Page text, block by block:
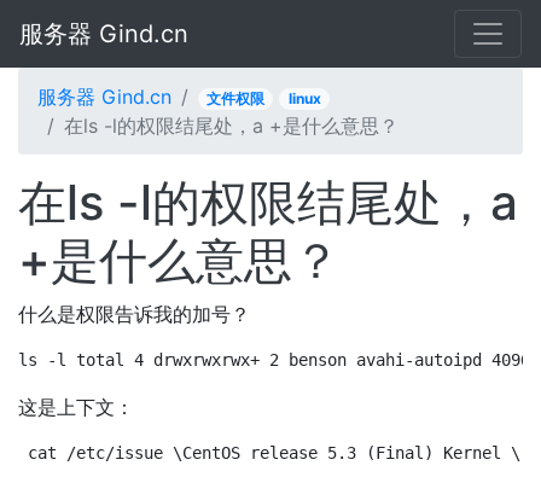
服务器 Gind.cn
服务器 Gind.cn 文件权限 linux
在ls -l的权限结尾处，a +是什么意思？
在ls -l的权限结尾处，a
+是什么意思？
什么是权限告诉我的加号？
ls -l total 4 drwxrwxrwx+ 2 benson avahi-autoipd 4096
这是上下文：
cat /etc/issue \CentOS release 5.3 (Final) Kernel \r